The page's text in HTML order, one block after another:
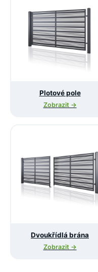
Plotové pole
Zobrazit →
Dvoukřídlá brána
Zobrazit →